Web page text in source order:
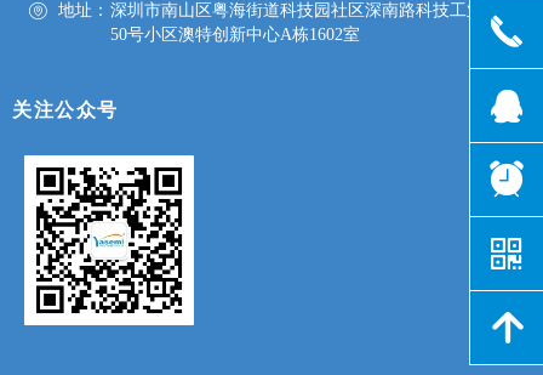
关注公众号
地址： 深圳市南山区粤海街道科技园社区深南路科技工业园
50号小区澳特创新中心A栋1602室
끅
뀩
뀥
낃
녕